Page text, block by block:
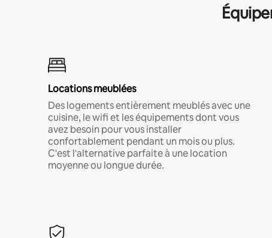
Locations meublées
Des logements entièrement meublés avec une
cuisine, le wifi et les équipements dont vous
avez besoin pour vous installer
confortablement pendant un mois ou plus.
C'est l'alternative parfaite à une location
moyenne ou longue durée.